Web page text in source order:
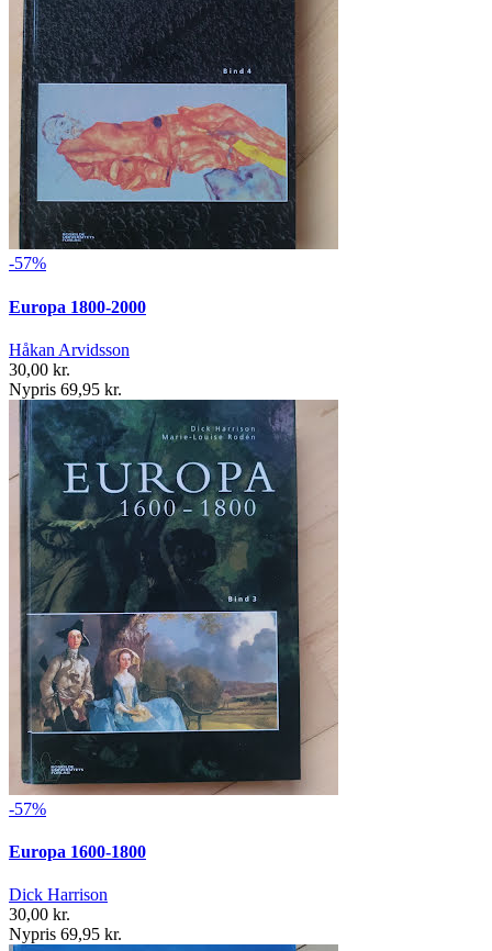
-57%
Europa 1800-2000
Håkan Arvidsson
30,00 kr.
Nypris 69,95 kr.
-57%
Europa 1600-1800
Dick Harrison
30,00 kr.
Nypris 69,95 kr.